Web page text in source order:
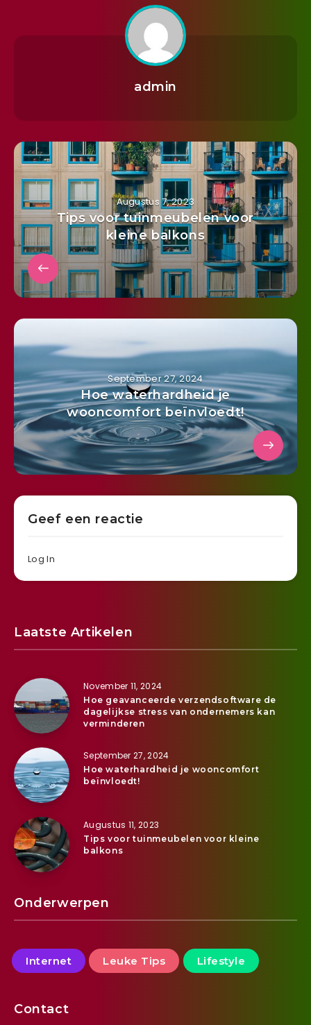
admin
Augustus 7, 2023
Tips voor tuinmeubelen voor
kleine balkons
September 27, 2024
Hoe waterhardheid je
wooncomfort beïnvloedt!
Geef een reactie
Log In
Laatste Artikelen
November 11, 2024
Hoe geavanceerde verzendsoftware de
dagelijkse stress van ondernemers kan
verminderen
September 27, 2024
Hoe waterhardheid je wooncomfort
beïnvloedt!
Augustus 11, 2023
Tips voor tuinmeubelen voor kleine
balkons
Onderwerpen
Internet Leuke Tips Lifestyle
Contact